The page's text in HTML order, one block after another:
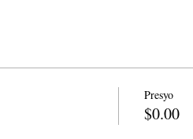
Presyo
$0.00